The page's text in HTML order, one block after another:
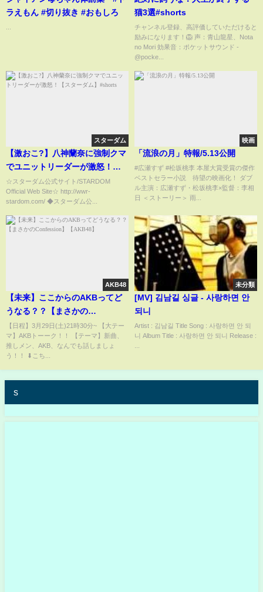
ラえもん #切り抜き #おもしろ
猫3選#shorts
チャンネル登録、高評価していただけると
励みになります！🦁 声：青山龍星、Nota
no Mori 効果音：ポケットサウンド -
@pocke...
スターダム
【激おこ?】八神蘭奈に強制クマ
でユニットリーダーが激怒！
【スターダム】#shorts
☆スターダム公式サイト/STARDOM
Official Web Site☆ http://wwr-
stardom.com/ ◆スターダム公...
映画
「流浪の月」特報/5.13公開
#広瀬すず #松坂桃李 本屋大賞受賞の傑作
ベストセラー小説 待望の映画化！ ダブ
ル主演：広瀬すず・松坂桃李×監督：李相
日 ＜ストーリー＞ 雨...
AKB48
【未来】ここからのAKBってど
うなる？？【まさかの
Confession】【AKB48】
【日程】3月29日(土)21時30分~ 【大テー
マ】AKBトーーク！！ 【テーマ】新曲、
推しメン、AKB、なんでも話しましょ
う！！ ⬇︎こち...
未分類
[MV] 김남길 싱글 - 사랑하면 안
되니
Artist : 김남길 Title Song : 사랑하면 안 되
니 Album Title : 사랑하면 안 되니 Release :
s